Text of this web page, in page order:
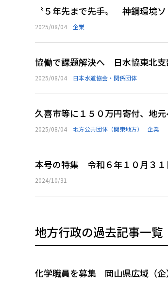
〝５年先まで先手〟 神鋼環境
2025/08/04 企業
協働で課題解決へ 日水協東北支
2025/08/04 日本水道協会・関係団体
久喜市等に１５０万円寄付、地
2025/08/04 地方公共団体（関東地方） 企業
本号の特集 令和６年１０月３１
2024/10/31
地方行政の過去記事一覧
化学職員を募集 岡山県広域（企